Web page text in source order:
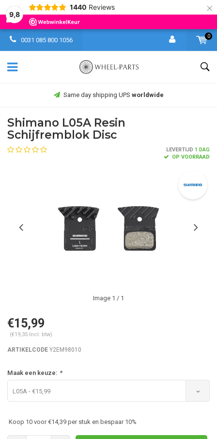
9,8
1440 Reviews ×
0031 085 800 1056
0
Same day shipping UPS worldwide
Shimano L05A Resin
Schijfremblok Disc
LEVERTIJD 1 DAG
OP VOORRAAD
Image 1 / 1
€15,99
(€19,35 Incl. btw)
ARTIKELCODE Y2EM98010
Maak een keuze: *
L05A - €15,99
Koop 10 voor €14,39 per stuk en bespaar 10%